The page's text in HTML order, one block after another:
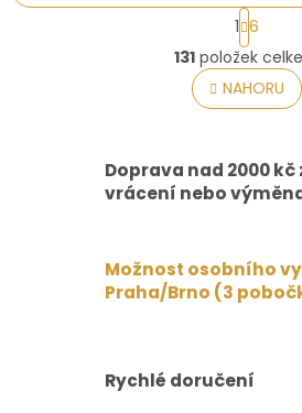
O
v
l
á
c
í
v
k
y
i
S
t
r
á
n
k
á
n
í
1 6
131 položek
NAHORU
Doprava nad 2000
vrácení nebo
Možnost osobního
Praha/Brno (3
Rychlé doručení